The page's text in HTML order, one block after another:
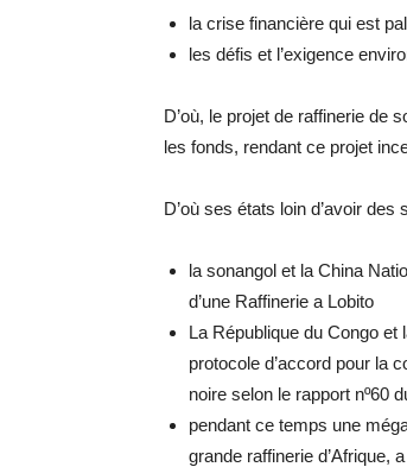
la crise financière qui est
les défis et l’exigence
D’où, le projet de raffinerie de
les fonds, rendant ce projet
D’où ses états loin d’avoir
la sonangol et la China
d’une Raffinerie a Lobito
La République du Congo
protocole d’accord pour la
noire selon le rapport nº60
pendant ce temps une
grande raffinerie d’Afrique,